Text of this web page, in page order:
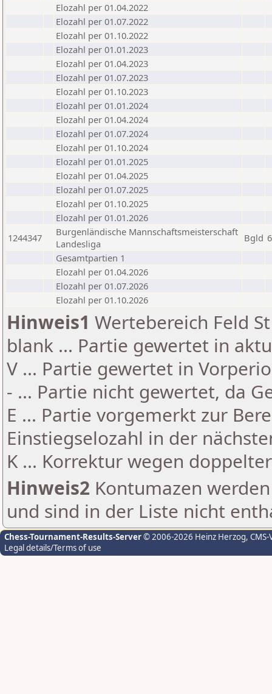
Elozahl per 01.04.2022
Elozahl per 01.07.2022
Elozahl per 01.10.2022
Elozahl per 01.01.2023
Elozahl per 01.04.2023
Elozahl per 01.07.2023
Elozahl per 01.10.2023
Elozahl per 01.01.2024
Elozahl per 01.04.2024
Elozahl per 01.07.2024
Elozahl per 01.10.2024
Elozahl per 01.01.2025
Elozahl per 01.04.2025
Elozahl per 01.07.2025
Elozahl per 01.10.2025
Elozahl per 01.01.2026
1244347
Burgenländische Mannschaftsmeisterschaft
Landesliga
Bgld 6
Gesamtpartien 1
Elozahl per 01.04.2026
Elozahl per 01.07.2026
Elozahl per 01.10.2026
Hinweis1 Wertebereich Feld
blank ... Partie gewertet in
V ... Partie gewertet in
- ... Partie nicht gewertet, da
E ... Partie vorgemerkt zur
Einstiegselozahl in der
K ... Korrektur wegen
Hinweis2 Kontumazen
und sind in der Liste nicht
Chess-Tournament-Results-Server© 2006-2026 Heinz Herzog,
Legal details/Terms of use